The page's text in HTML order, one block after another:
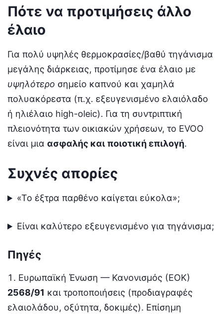
Πότε να προτιμήσεις άλλο
έλαιο
Για πολύ υψηλές θερμοκρασίες/βαθύ τηγάνισμα
μεγάλης διάρκειας, προτίμησε ένα έλαιο με
υψηλότερο σημείο καπνού και χαμηλά
πολυακόρεστα (π.χ. εξευγενισμένο ελαιόλαδο
ή ηλιέλαιο high-oleic). Για τη συντριπτική
πλειονότητα των οικιακών χρήσεων, το EVOO
είναι μια ασφαλής και ποιοτική επιλογή.
Συχνές απορίες
«Το έξτρα παρθένο καίγεται εύκολα»;
Είναι καλύτερο εξευγενισμένο για τηγάνισμα;
Πηγές
Ευρωπαϊκή Ένωση — Κανονισμός (ΕΟΚ)
2568/91 και τροποποιήσεις (προδιαγραφές
ελαιολάδου, οξύτητα, δοκιμές). Επίσημη